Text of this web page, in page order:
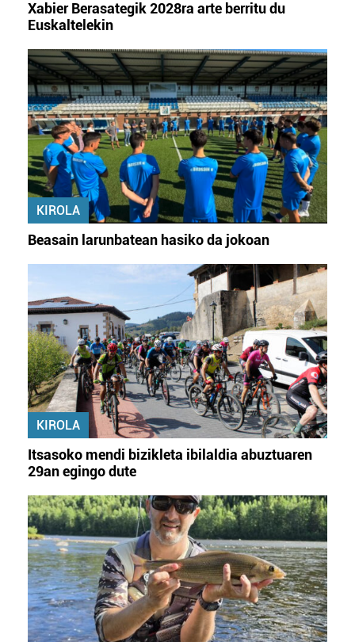
Xabier Berasategik 2028ra arte berritu du
Euskaltelekin
KIROLA
Beasain larunbatean hasiko da jokoan
KIROLA
Itsasoko mendi bizikleta ibilaldia abuztuaren
29an egingo dute